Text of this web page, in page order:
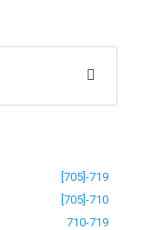
[705]-719
[705]-710
710-719